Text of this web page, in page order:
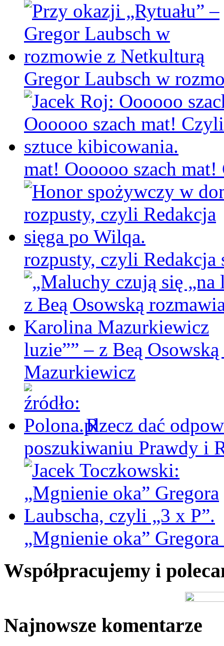
Gregor Laubsch w
mat! Oooooo szach
rozpusty, czyli Redakcja
luzie”” – z Beą
Mazurkiewicz
Rzecz dać
poszukiwaniu Prawdy i
„Mgnienie oka”
Współpracujemy i
Najnowsze komentarze